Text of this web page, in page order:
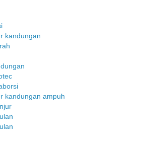
kandungan
kandungan ampuh